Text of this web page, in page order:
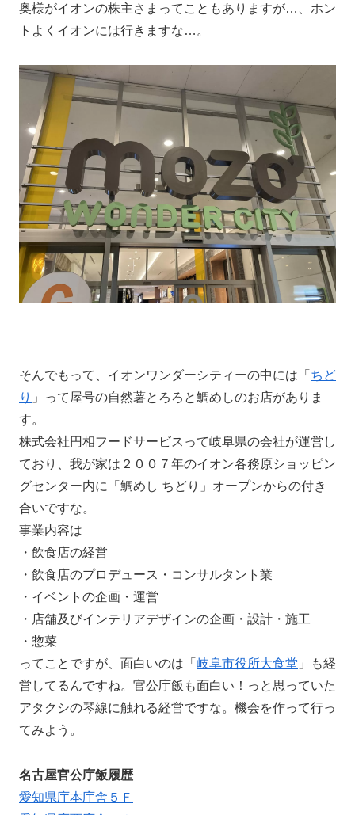
奥様がイオンの株主さまってこともありますが…、ホン
トよくイオンには行きますな…。
そんでもって、イオンワンダーシティーの中には「 ちど
り 」って屋号の自然薯とろろと鯛めしのお店がありま
す。
株式会社円相フードサービスって岐阜県の会社が運営し
ており、我が家は２００７年のイオン各務原ショッピン
グセンター内に「鯛めし ちどり」オープンからの付き
合いですな。
事業内容は
・飲食店の経営
・飲食店のプロデュース・コンサルタント業
・イベントの企画・運営
・店舗及びインテリアデザインの企画・設計・施工
・惣菜
ってことですが、面白いのは「 岐阜市役所大食堂 」も経
営してるんですね。官公庁飯も面白い！っと思っていた
アタクシの琴線に触れる経営ですな。機会を作って行っ
てみよう。
名古屋官公庁飯履歴
愛知県庁本庁舎５Ｆ